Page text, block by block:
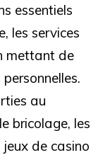
essentiels
les services
mettant de
au
bricolage, les
de casino